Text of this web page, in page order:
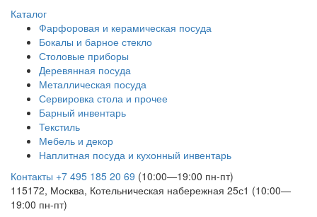
Каталог
Фарфоровая и керамическая посуда
Бокалы и барное стекло
Столовые приборы
Деревянная посуда
Металлическая посуда
Сервировка стола и прочее
Барный инвентарь
Текстиль
Мебель и декор
Наплитная посуда и кухонный инвентарь
Контакты +7 495 185 20 69 (10:00—19:00 пн-пт)
115172, Москва, Котельническая набережная 25с1 (10:00—
19:00 пн-пт)